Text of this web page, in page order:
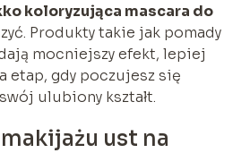
koloryzująca mascara do
Produkty takie jak pomady
mocniejszy efekt, lepiej
etap, gdy poczujesz się
ulubiony kształt.
ust na